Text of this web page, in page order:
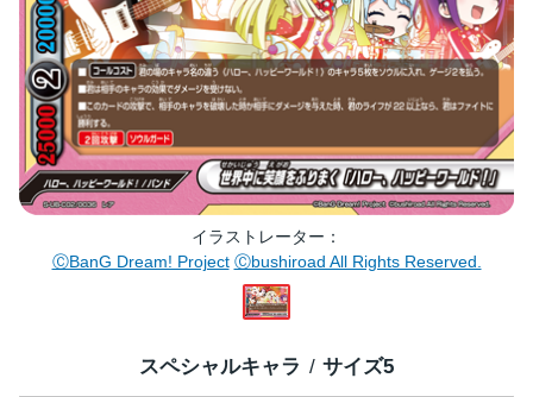
イラストレーター
ⒸBanG Dream! Project Ⓒbushiroad All Rights Reserved.
スペシャルキャラ サイズ5